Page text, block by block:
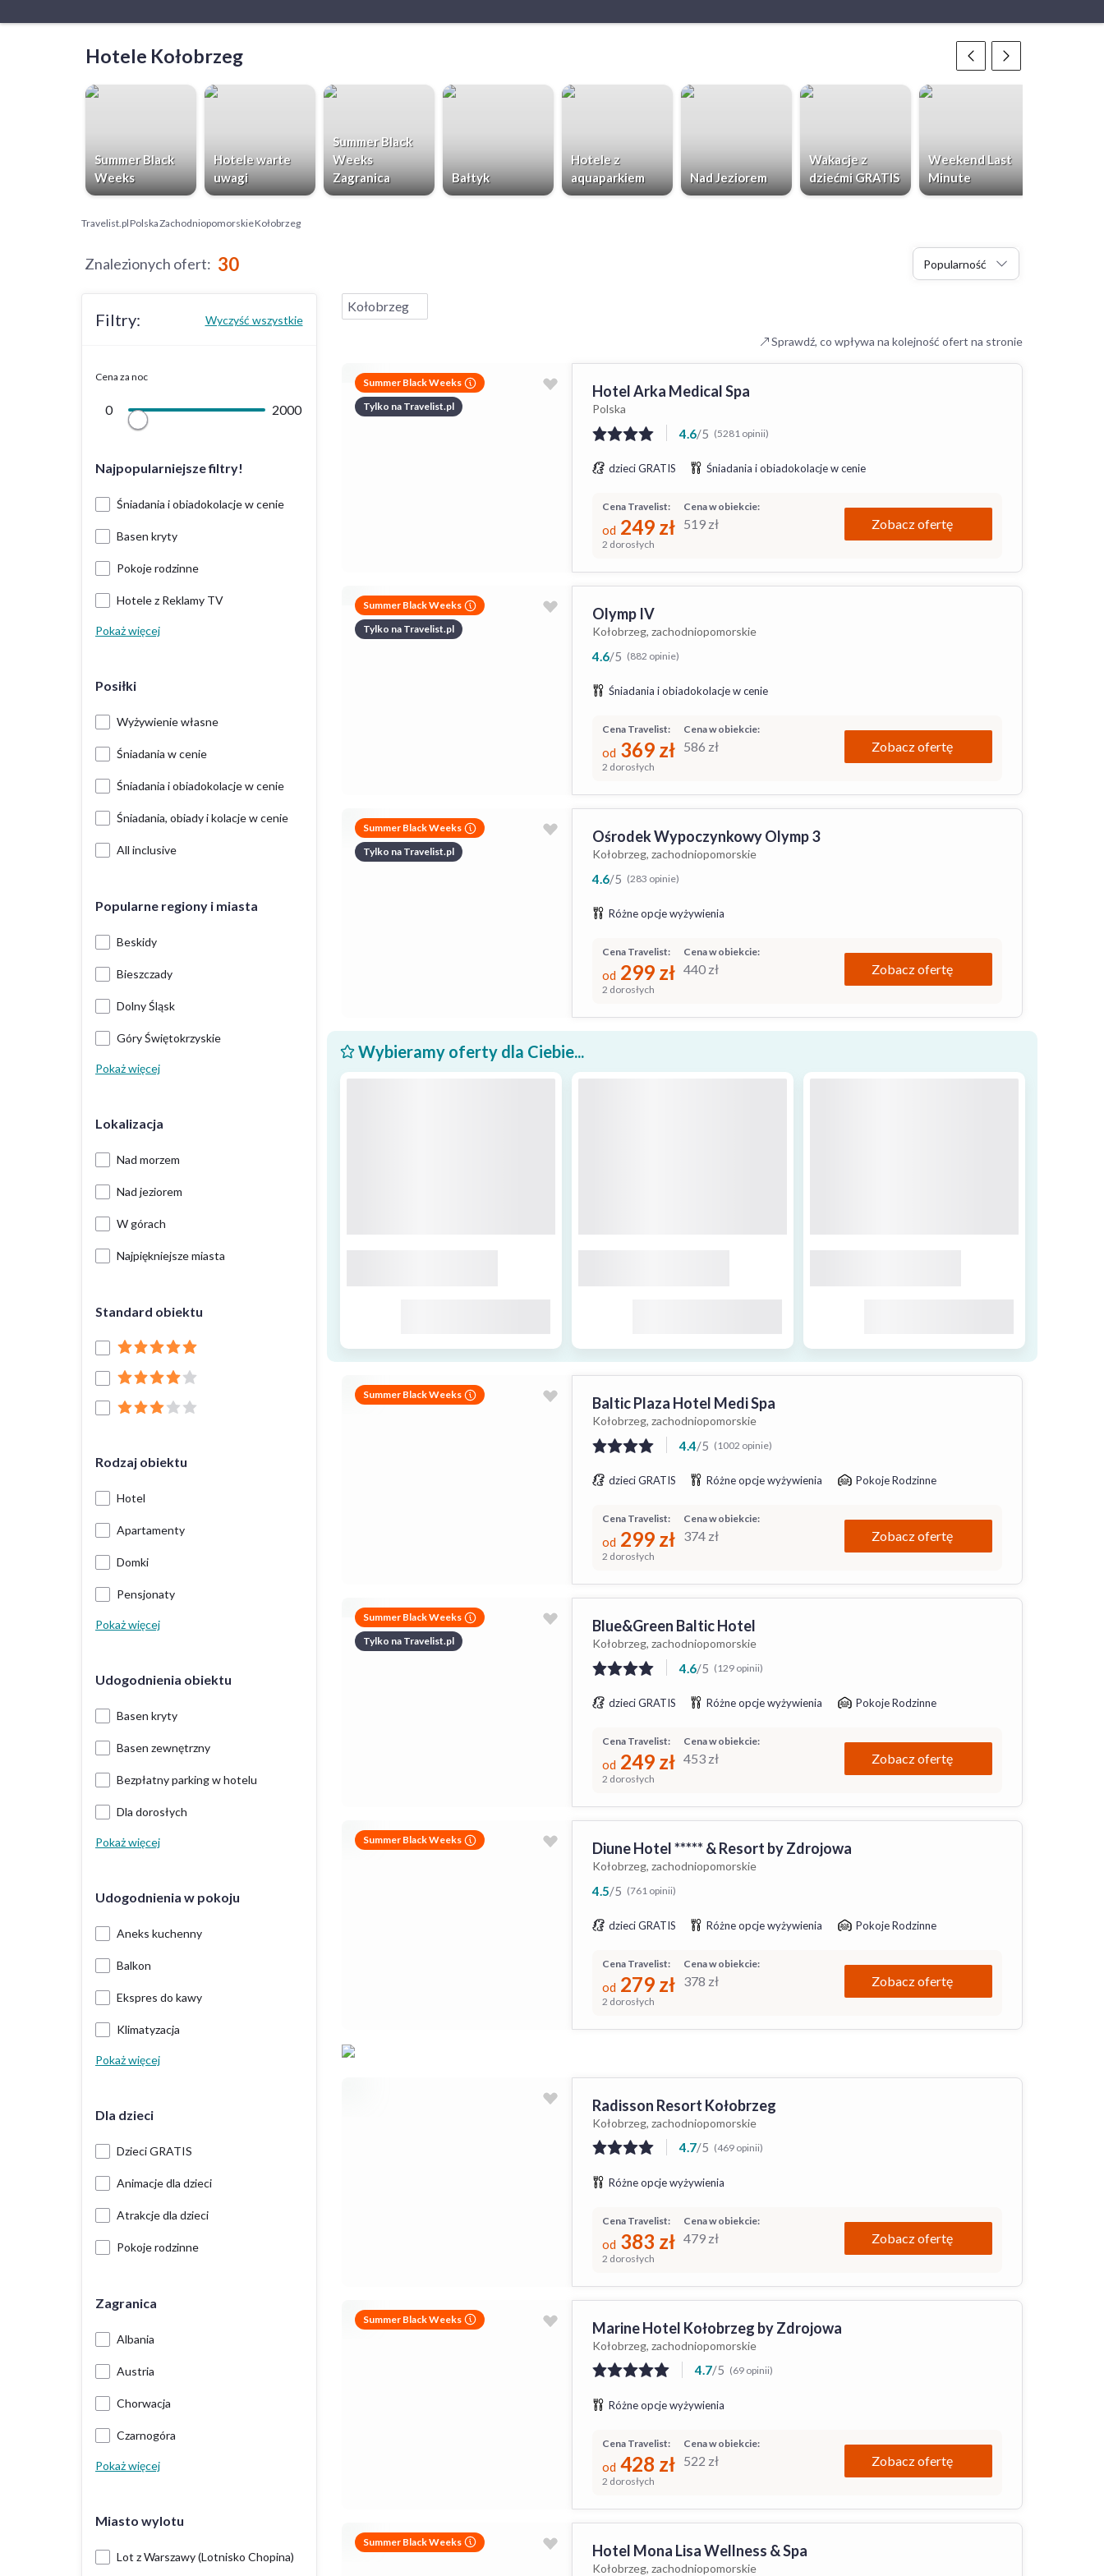
Hotele Kołobrzeg
Summer Black
Weeks
Hotele warte
uwagi
Summer Black
Weeks
Zagranica
Bałtyk
Hotele z
aquaparkiem
Nad Jeziorem
Wakacje z
dziećmi GRATIS
Weekend Last
Minute
Travelist.plPolskaZachodniopomorskieKołobrzeg
Znalezionych ofert: 30 Popularność
Filtry: Wyczyść wszystkie
Cena za noc
0 2000
Najpopularniejsze filtry!
Śniadania i obiadokolacje w cenie
Basen kryty
Pokoje rodzinne
Hotele z Reklamy TV
Pokaż więcej
Posiłki
Wyżywienie własne
Śniadania w cenie
Śniadania i obiadokolacje w cenie
Śniadania, obiady i kolacje w cenie
All inclusive
Popularne regiony i miasta
Beskidy
Bieszczady
Dolny Śląsk
Góry Świętokrzyskie
Pokaż więcej
Lokalizacja
Nad morzem
Nad jeziorem
W górach
Najpiękniejsze miasta
Standard obiektu
Rodzaj obiektu
Hotel
Apartamenty
Domki
Pensjonaty
Pokaż więcej
Udogodnienia obiektu
Basen kryty
Basen zewnętrzny
Bezpłatny parking w hotelu
Dla dorosłych
Pokaż więcej
Udogodnienia w pokoju
Aneks kuchenny
Balkon
Ekspres do kawy
Klimatyzacja
Pokaż więcej
Dla dzieci
Dzieci GRATIS
Animacje dla dzieci
Atrakcje dla dzieci
Pokoje rodzinne
Zagranica
Albania
Austria
Chorwacja
Czarnogóra
Pokaż więcej
Miasto wylotu
Lot z Warszawy (Lotnisko Chopina)
Kołobrzeg
Sprawdź, co wpływa na kolejność ofert na stronie
Summer Black Weeks
Tylko na Travelist.pl
Hotel Arka Medical Spa
Polska
4.6/5 (5281 opinii)
dzieci GRATIS Śniadania i obiadokolacje w cenie
Cena w obiekcie:
519 zł
Cena Travelist:
od 249 zł
2 dorosłych
Zobacz ofertę
Summer Black Weeks
Tylko na Travelist.pl
Olymp IV
Kołobrzeg, zachodniopomorskie
4.6/5 (882 opinie)
Śniadania i obiadokolacje w cenie
Cena w obiekcie:
586 zł
Cena Travelist:
od 369 zł
2 dorosłych
Zobacz ofertę
Summer Black Weeks
Tylko na Travelist.pl
Ośrodek Wypoczynkowy Olymp 3
Kołobrzeg, zachodniopomorskie
4.6/5 (283 opinie)
Różne opcje wyżywienia
Cena w obiekcie:
440 zł
Cena Travelist:
od 299 zł
2 dorosłych
Zobacz ofertę
Wybieramy oferty dla Ciebie...
Summer Black Weeks Baltic Plaza Hotel Medi Spa
Kołobrzeg, zachodniopomorskie
4.4/5 (1002 opinie)
dzieci GRATIS Różne opcje wyżywienia Pokoje Rodzinne
Cena w obiekcie:
374 zł
Cena Travelist:
od 299 zł
2 dorosłych
Zobacz ofertę
Summer Black Weeks
Tylko na Travelist.pl
Blue&Green Baltic Hotel
Kołobrzeg, zachodniopomorskie
4.6/5 (129 opinii)
dzieci GRATIS Różne opcje wyżywienia Pokoje Rodzinne
Cena w obiekcie:
453 zł
Cena Travelist:
od 249 zł
2 dorosłych
Zobacz ofertę
Summer Black Weeks Diune Hotel ***** & Resort by Zdrojowa
Kołobrzeg, zachodniopomorskie
4.5/5 (761 opinii)
dzieci GRATIS Różne opcje wyżywienia Pokoje Rodzinne
Cena w obiekcie:
378 zł
Cena Travelist:
od 279 zł
2 dorosłych
Zobacz ofertę
Radisson Resort Kołobrzeg
Kołobrzeg, zachodniopomorskie
4.7/5 (469 opinii)
Różne opcje wyżywienia
Cena w obiekcie:
479 zł
Cena Travelist:
od 383 zł
2 dorosłych
Zobacz ofertę
Summer Black Weeks Marine Hotel Kołobrzeg by Zdrojowa
Kołobrzeg, zachodniopomorskie
4.7/5 (69 opinii)
Różne opcje wyżywienia
Cena w obiekcie:
522 zł
Cena Travelist:
od 428 zł
2 dorosłych
Zobacz ofertę
Summer Black Weeks Hotel Mona Lisa Wellness & Spa
Kołobrzeg, zachodniopomorskie